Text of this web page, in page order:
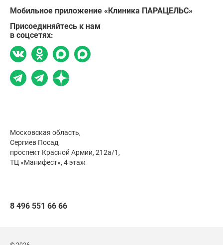
Мобильное приложение «Клиника ПАРАЦЕЛЬС»
Присоединяйтесь к нам
в соцсетях:
Московская область,
Сергиев Посад,
проспект Красной Армии, 212а/1,
ТЦ «Манифест», 4 этаж
8 496 551 66 66